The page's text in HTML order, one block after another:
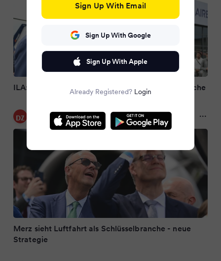
ILA: Merz bezeichnet Luftfahrt als Schlüsselbranche
Dülmener Zeitung
2 months ago
Merz sieht Luftfahrt als Schlüsselbranche - neue
Strategie
Sign Up With Email
Sign Up With Google
Sign Up With Apple
Already Registered? Login